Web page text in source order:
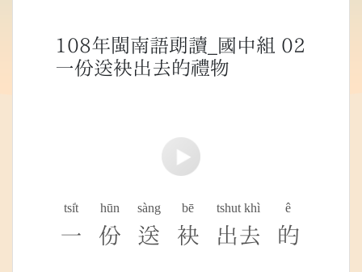
108年閩南語朗讀_國中組 02
一份送袂出去的禮物
tsi̍t
一
hūn
份
sàng
送
bē
袂
tshut khì
出去
ê
的